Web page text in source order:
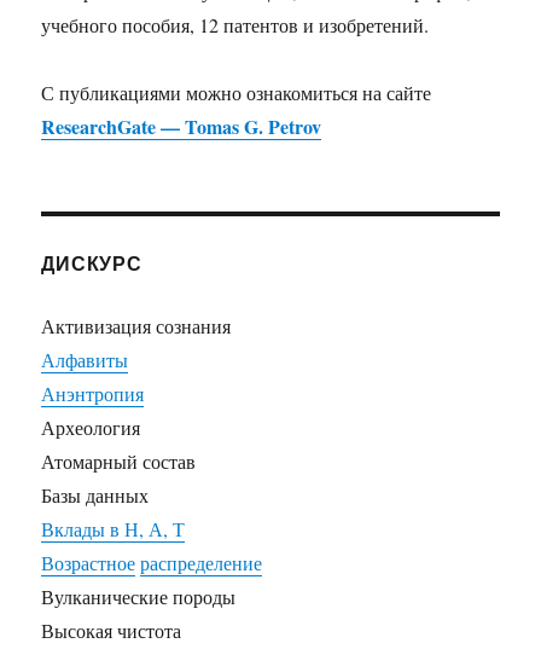
учебного пособия, 12 патентов и изобретений.
С публикациями можно ознакомиться на сайте
ResearchGate — Tomas G. Petrov
ДИСКУРС
Активизация сознания
Алфавиты
Анэнтропия
Археология
Атомарный состав
Базы данных
Вклады в Н, А, Т
Возрастное распределение
Вулканические породы
Высокая чистота